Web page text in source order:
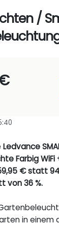
/
Ledvance
Farbig
€ statt
von 36 %.
in